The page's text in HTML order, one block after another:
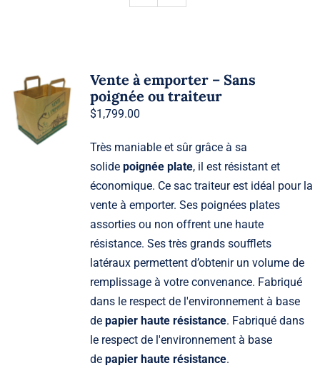
Vente à emporter – Sans
poignée ou traiteur
$1,799.00
Très maniable et sûr grâce à sa
solide poignée plate, il est résistant et
économique. Ce sac traiteur est idéal pour la
vente à emporter. Ses poignées plates
assorties ou non offrent une haute
résistance. Ses très grands soufflets
latéraux permettent d’obtenir un volume de
remplissage à votre convenance. Fabriqué
dans le respect de l'environnement à base
de papier haute résistance. Fabriqué dans
le respect de l'environnement à base
de papier haute résistance.